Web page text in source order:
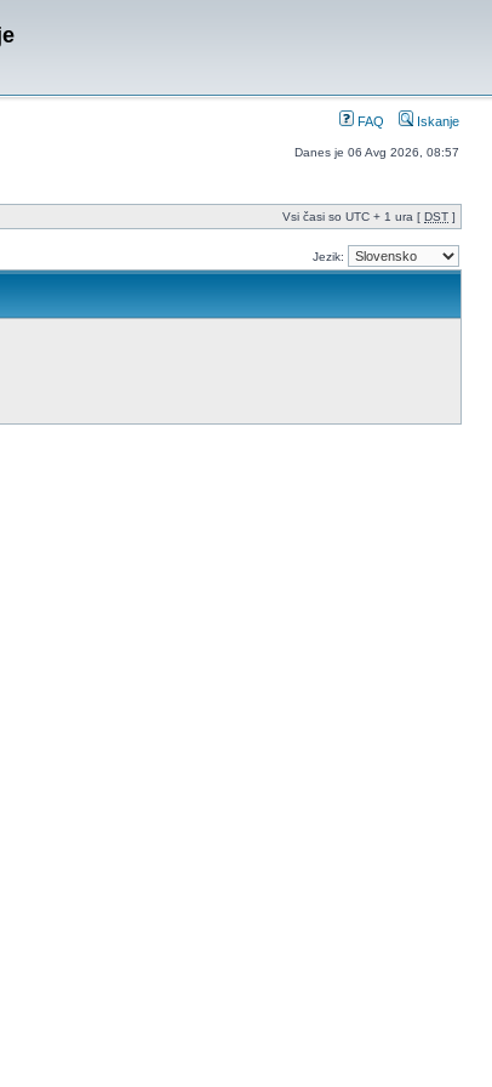
FAQ Iskanje
Danes je 06 Avg 2026, 08:57
Vsi časi so UTC + 1 ura [ DST ]
Jezik: